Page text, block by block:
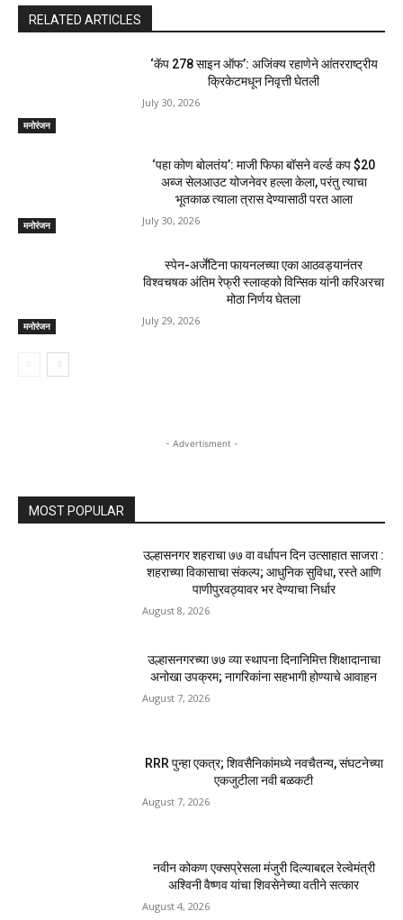
RELATED ARTICLES
मनोरंजन
‘कॅप 278 साइन ऑफ’: अजिंक्य रहाणेने आंतरराष्ट्रीय
क्रिकेटमधून निवृत्ती घेतली
July 30, 2026
मनोरंजन
‘पहा कोण बोलतंय’: माजी फिफा बॉसने वर्ल्ड कप $20
अब्ज सेलआउट योजनेवर हल्ला केला, परंतु त्याचा
भूतकाळ त्याला त्रास देण्यासाठी परत आला
July 30, 2026
मनोरंजन
स्पेन-अर्जेंटिना फायनलच्या एका आठवड्यानंतर
विश्वचषक अंतिम रेफ्री स्लाव्हको विन्सिक यांनी करिअरचा
मोठा निर्णय घेतला
July 29, 2026
- Advertisment -
MOST POPULAR
उल्हासनगर शहराचा ७७ वा वर्धापन दिन उत्साहात साजरा :
शहराच्या विकासाचा संकल्प; आधुनिक सुविधा, रस्ते आणि
पाणीपुरवठ्यावर भर देण्याचा निर्धार
August 8, 2026
उल्हासनगरच्या ७७ व्या स्थापना दिनानिमित्त शिक्षादानाचा
अनोखा उपक्रम; नागरिकांना सहभागी होण्याचे आवाहन
August 7, 2026
RRR पुन्हा एकत्र; शिवसैनिकांमध्ये नवचैतन्य, संघटनेच्या
एकजुटीला नवी बळकटी
August 7, 2026
नवीन कोकण एक्सप्रेसला मंजुरी दिल्याबद्दल रेल्वेमंत्री
अश्विनी वैष्णव यांचा शिवसेनेच्या वतीने सत्कार
August 4, 2026